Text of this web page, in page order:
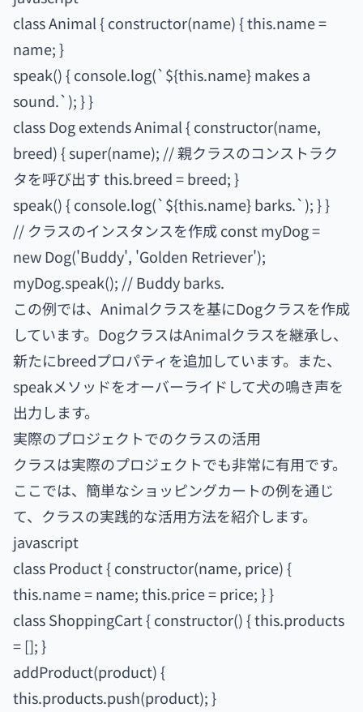
class Animal { constructor(name) { this.name =
name; }
speak() { console.log(`${this.name} makes a
sound.`); } }
class Dog extends Animal { constructor(name,
breed) { super(name); // 親クラスのコンストラク
タを呼び出す this.breed = breed; }
speak() { console.log(`${this.name} barks.`); } }
// クラスのインスタンスを作成 const myDog =
new Dog('Buddy', 'Golden Retriever');
myDog.speak(); // Buddy barks.
この例では、Animalクラスを基にDogクラスを作成
しています。DogクラスはAnimalクラスを継承し、
新たにbreedプロパティを追加しています。また、
speakメソッドをオーバーライドして犬の鳴き声を
出力します。
実際のプロジェクトでのクラスの活用
クラスは実際のプロジェクトでも非常に有用です。
ここでは、簡単なショッピングカートの例を通じ
て、クラスの実践的な活用方法を紹介します。
javascript
class Product { constructor(name, price) {
this.name = name; this.price = price; } }
class ShoppingCart { constructor() { this.products
= []; }
addProduct(product) {
this.products.push(product); }